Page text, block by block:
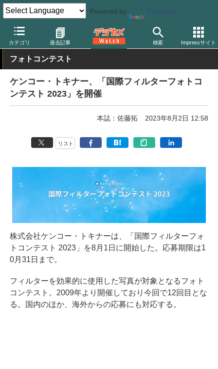
Powered by Translate
カテゴリ 過去記事 検索 Impressサイト
デジカメ Watch レンズ レンズフィルター ケンコー
フォトコンテスト
ケンコー・トキナー、「国際フィルターフォトコ
ンテスト 2023」を開催
本誌：佐藤拓 2023年8月2日 12:58
リスト
株式会社ケンコー・トキナーは、「国際フィルターフォ
トコンテスト 2023」を8月1日に開始した。応募期限は1
0月31日まで。
フィルターを効果的に使用した写真が対象となるフォト
コンテスト。2009年より開催しており今回で12回目とな
る。国内のほか、海外からの応募にも対応する。